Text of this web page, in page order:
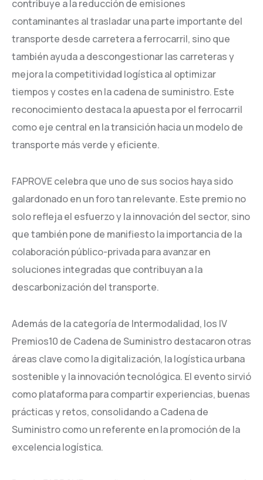
contribuye a la reducción de emisiones
contaminantes al trasladar una parte importante del
transporte desde carretera a ferrocarril, sino que
también ayuda a descongestionar las carreteras y
mejora la competitividad logística al optimizar
tiempos y costes en la cadena de suministro. Este
reconocimiento destaca la apuesta por el ferrocarril
como eje central en la transición hacia un modelo de
transporte más verde y eficiente.
FAPROVE celebra que uno de sus socios haya sido
galardonado en un foro tan relevante. Este premio no
solo refleja el esfuerzo y la innovación del sector, sino
que también pone de manifiesto la importancia de la
colaboración público-privada para avanzar en
soluciones integradas que contribuyan a la
descarbonización del transporte.
Además de la categoría de Intermodalidad, los IV
Premios10 de Cadena de Suministro destacaron otras
áreas clave como la digitalización, la logística urbana
sostenible y la innovación tecnológica. El evento sirvió
como plataforma para compartir experiencias, buenas
prácticas y retos, consolidando a Cadena de
Suministro como un referente en la promoción de la
excelencia logística.